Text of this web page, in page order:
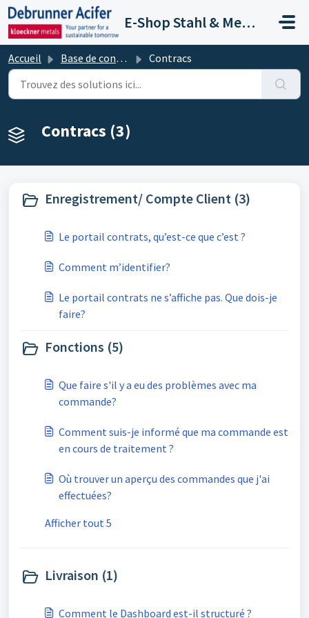
Passer au contenu principal
E-Shop Stahl & Metalle
Accueil Base de connaissances Contracs
Contracs (3)
Enregistrement/ Compte Client (3)
Le portail contrats, qu’est-ce que c’est ?
Comment m’identifier?
Le portail contrats ne s’affiche pas. Que dois-je
faire?
Fonctions (5)
Que faire s'il y a eu des problèmes avec ma
commande?
Comment suis-je informé que ma commande est
en cours de traitement ?
Où trouver un aperçu des commandes que j'ai
effectuées?
Afficher tout 5
Livraison (1)
Comment le Dashboard est-il structuré ?